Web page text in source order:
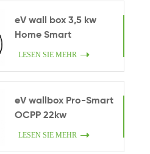
eV wall box 3,5 kw
Home Smart
Ladegerät.
LESEN SIE MEHR
eV wallbox Pro-Smart
OCPP 22kw
LESEN SIE MEHR